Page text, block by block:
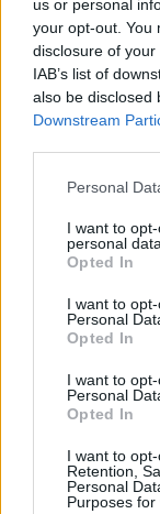
us or personal
your opt-out. You
disclosure of
IAB’s list of
also be disclosed
Downstream
Personal
I want to
personal data.
Opted In
I want to
Personal
Opted In
I want to
Personal
Opted In
I want to
Retention,
Personal
Purposes for
renginių, į
delegacijos.
Susiję
Lietuvoje
žinia